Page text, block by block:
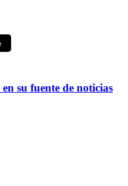
en su fuente de noticias